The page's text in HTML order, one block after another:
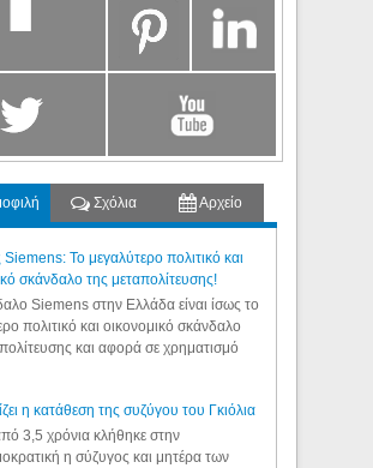
Σχόλια Αρχείο
Το μεγαλύτερο πολιτικό και
σκάνδαλο της μεταπολίτευσης!
Siemens στην Ελλάδα είναι ίσως το
πολιτικό και οικονομικό σκάνδαλο
και αφορά σε χρηματισμό
η κατάθεση της συζύγου του Γκιόλια
3,5 χρόνια κλήθηκε στην
η σύζυγος και μητέρα των